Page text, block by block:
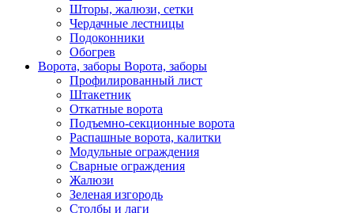
Шторы, жалюзи, сетки
Чердачные лестницы
Подоконники
Обогрев
Ворота, заборы Ворота, заборы
Профилированный лист
Штакетник
Откатные ворота
Подъемно-секционные ворота
Распашные ворота, калитки
Модульные ограждения
Сварные ограждения
Жалюзи
Зеленая изгородь
Столбы и лаги